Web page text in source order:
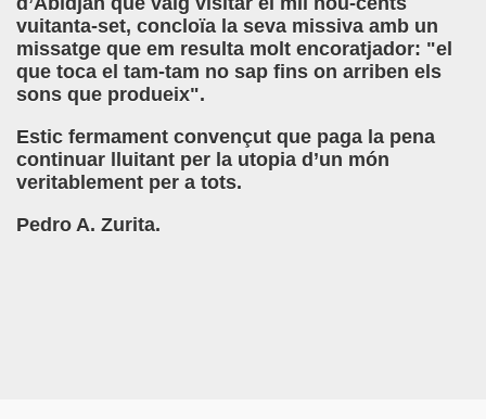
vuitanta-set, concloïa la seva missiva amb un
missatge que em resulta molt encoratjador: "el
que toca el tam-tam no sap fins on arriben els
sons que produeix".
Estic fermament convençut que paga la pena
continuar lluitant per la utopia d’un món
veritablement per a tots.
Pedro A. Zurita.